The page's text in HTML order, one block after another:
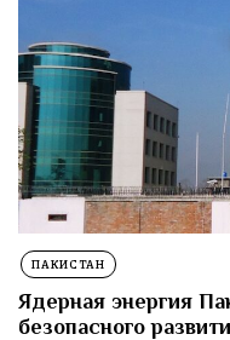
ПАКИСТАН
Ядерная энергия
безопасного